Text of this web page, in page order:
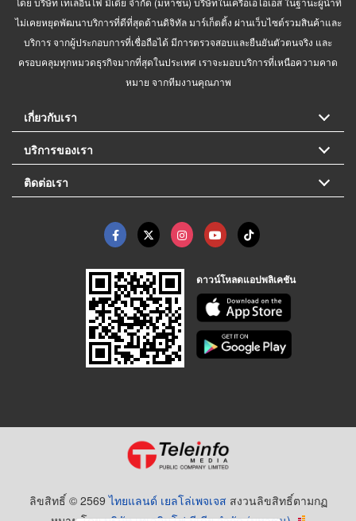
ไม่เคยหยุดพัฒนาบริการที่ดีที่สุดด้านดิจิทัล มาร์เก็ตติ้ง ผ่านเว็บไซต์รวมสินค้าและ
บริการ จากผู้ประกอบการที่เชื่อถือได้ มีการตรวจสอบและยืนยันตัวตนจริง และ
ครอบคลุมทุกหมวดธุรกิจมากที่สุดในประเทศ เราจะมอบบริการที่เหนือความคาด
หมาย จากทีมงานคุณภาพ
เกี่ยวกับเรา
บริการของเรา
ติดต่อเรา
ดาวน์โหลดแอปพลิเคชัน
ลิขสิทธิ์ © 2569ไทยแลนด์ เยลโล่เพจเจส สงวนลิขสิทธิ์ตามกฏ